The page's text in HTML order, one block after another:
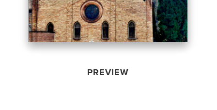
PREVIEW